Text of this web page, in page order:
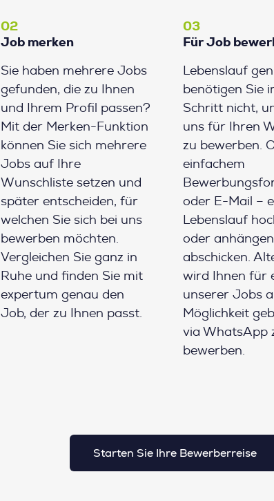
02
Job merken
Sie haben mehrere Jobs
gefunden, die zu Ihnen
und Ihrem Profil passen?
Mit der Merken-Funktion
können Sie sich mehrere
Jobs auf Ihre
Wunschliste setzen und
später entscheiden, für
welchen Sie sich bei uns
bewerben möchten.
Vergleichen Sie ganz in
Ruhe und finden Sie mit
expertum genau den
Job, der zu Ihnen passt.
03
Für Job
Lebenslauf
benötigen Sie
Schritt nicht,
uns für Ihren
zu bewerben.
einfachem
oder E-Mail –
Lebenslauf
oder
abschicken.
wird Ihnen für
unserer Jobs
Möglichkeit
via WhatsApp
bewerben.
Starten Sie Ihre Bewerberreise